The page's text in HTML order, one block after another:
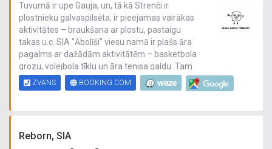
Tuvumā ir upe Gauja, un, tā kā Strenči ir
plostnieku galvaspilsēta, ir pieejamas vairākas
aktivitātes – braukšana ar plostu, pastaigu
takas u.c. SIA "Ābolīši" viesu namā ir plašs āra
pagalms ar dažādām aktivitātēm – basketbola
grozu, volejbola tīklu un āra tenisa galdu. Tam
visam cauri vijas soliņi mierīgai atpūtai, kā arī
viesu nama priekšpusē ir pieejams kamīns, grils
nojumi.
ZVANS BOOKING.COM
Reborn, SIA